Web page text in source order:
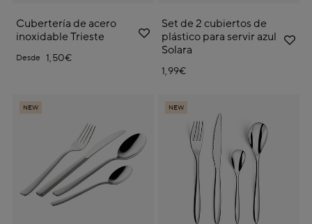
Cubertería de acero
inoxidable Trieste
Desde 1,50€
Set de 2 cubiertos de
plástico para servir azul
Solara
1,99€
NEW NEW